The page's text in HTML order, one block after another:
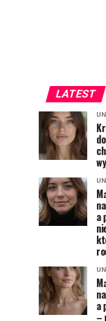
LATEST
a
a
–